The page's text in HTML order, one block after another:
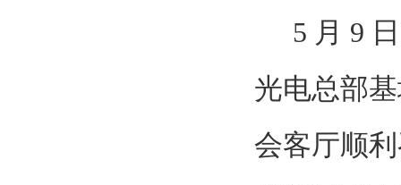
5 月 9
光电总部
会客厅顺